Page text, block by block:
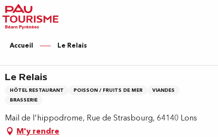
Aller
au
contenu
principal
Accueil Le Relais
Le Relais
HÔTEL RESTAURANT POISSON / FRUITS DE MER
VIANDES
BRASSERIE
Mail de l'hippodrome, Rue de Strasbourg, 64140 Lons
M'y rendre